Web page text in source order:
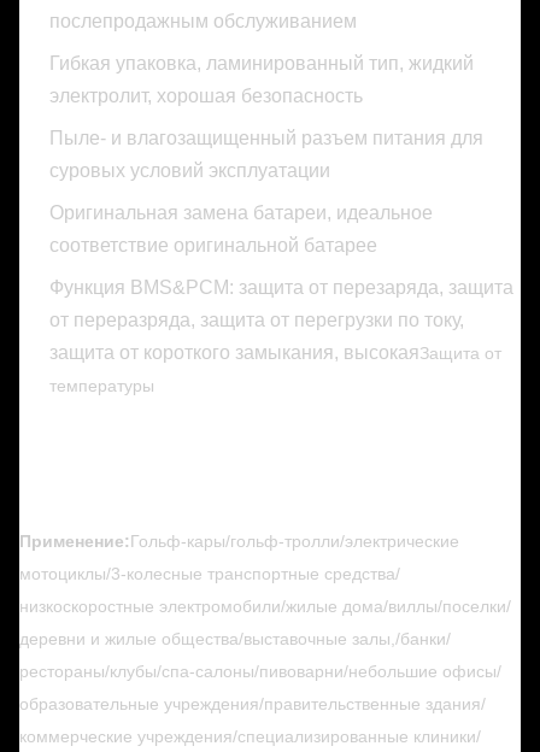
послепродажным обслуживанием
Гибкая упаковка, ламинированный тип, жидкий
электролит, хорошая безопасность
Пыле- и влагозащищенный разъем питания для
суровых условий эксплуатации
Оригинальная замена батареи, идеальное
соответствие оригинальной батарее
Функция BMS&PCM: защита от перезаряда, защита
от переразряда, защита от перегрузки по току,
защита от короткого замыкания, высокаяЗащита от
температуры
Применение:Гольф-кары/гольф-тролли/электрические
мотоциклы/3-колесные транспортные средства/
низкоскоростные электромобили/жилые дома/виллы/поселки/
деревни и жилые общества/выставочные залы,/банки/
рестораны/клубы/спа-салоны/пивоварни/небольшие офисы/
образовательные учреждения/правительственные здания/
коммерческие учреждения/специализированные клиники/